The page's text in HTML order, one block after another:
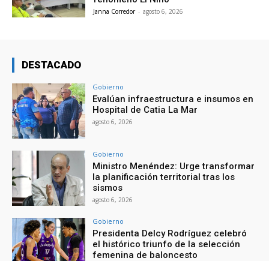
Janna Corredor - agosto 6, 2026
DESTACADO
Gobierno
Evalúan infraestructura e insumos en
Hospital de Catia La Mar
agosto 6, 2026
Gobierno
Ministro Menéndez: Urge transformar
la planificación territorial tras los
sismos
agosto 6, 2026
Gobierno
Presidenta Delcy Rodríguez celebró
el histórico triunfo de la selección
femenina de baloncesto